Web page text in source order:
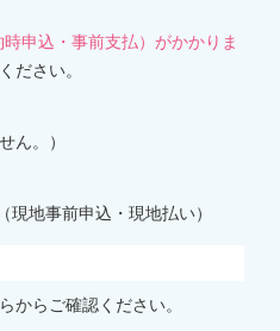
申込・事前支払）がかかりま
ださい。
ん。）
地事前申込・現地払い）
からご確認ください。